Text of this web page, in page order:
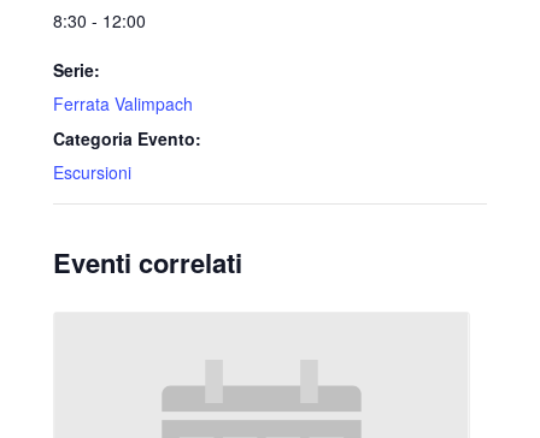
8:30 - 12:00
Serie:
Ferrata Valimpach
Categoria Evento:
Escursioni
Eventi correlati